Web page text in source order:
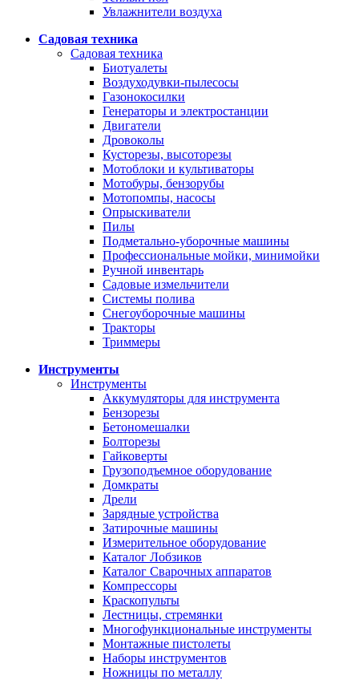
Увлажнители воздуха
Садовая техника
Садовая техника
Биотуалеты
Воздуходувки-пылесосы
Газонокосилки
Генераторы и электростанции
Двигатели
Дровоколы
Кусторезы, высоторезы
Мотоблоки и культиваторы
Мотобуры, бензорубы
Мотопомпы, насосы
Опрыскиватели
Пилы
Подметально-уборочные машины
Профессиональные мойки, минимойки
Ручной инвентарь
Садовые измельчители
Системы полива
Снегоуборочные машины
Тракторы
Триммеры
Инструменты
Инструменты
Аккумуляторы для инструмента
Бензорезы
Бетономешалки
Болторезы
Гайковерты
Грузоподъемное оборудование
Домкраты
Дрели
Зарядные устройства
Затирочные машины
Измерительное оборудование
Каталог Лобзиков
Каталог Сварочных аппаратов
Компрессоры
Краскопульты
Лестницы, стремянки
Многофункциональные инструменты
Монтажные пистолеты
Наборы инструментов
Ножницы по металлу